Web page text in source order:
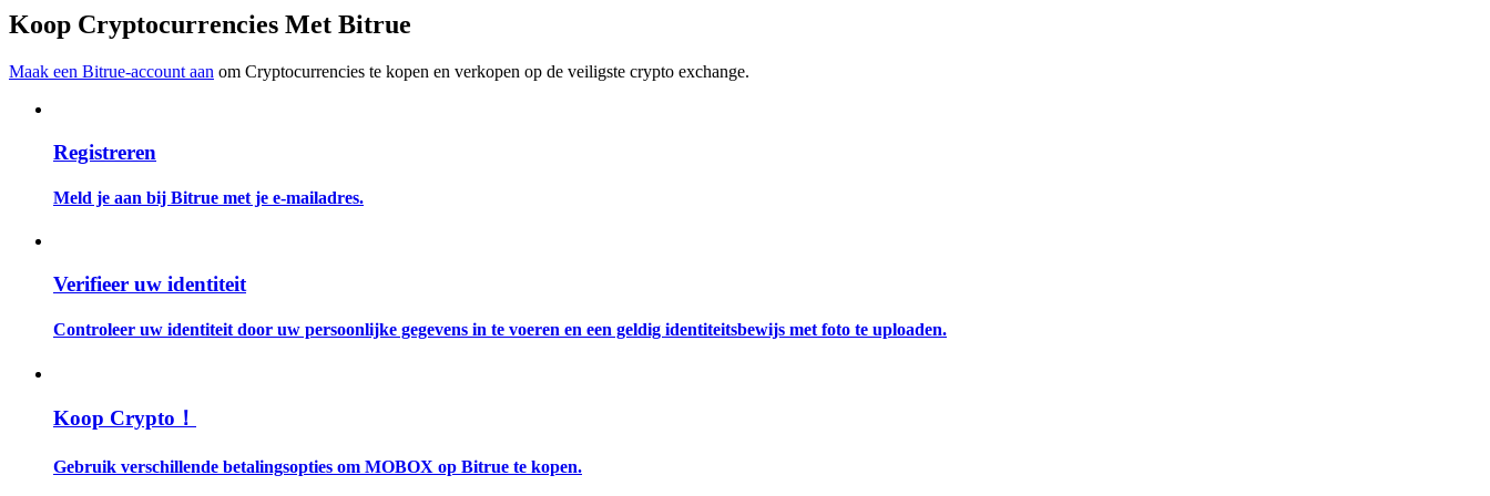
Word een Copy Trader
Informatie
Big data-analyse inclusief handelsinformatie, enz.
Koop Cryptocurrencies Met Bitrue
Maak een Bitrue-account aan om Cryptocurrencies te kopen en verkopen op de veiligste crypto exchange.
Registreren
Meld je aan bij Bitrue met je e-mailadres.
Verifieer uw identiteit
Controleer uw identiteit door uw persoonlijke gegevens in te voeren en een geldig identiteitsbewijs met foto te uploaden.
Koop Crypto！
Gebruik verschillende betalingsopties om MOBOX op Bitrue te kopen.